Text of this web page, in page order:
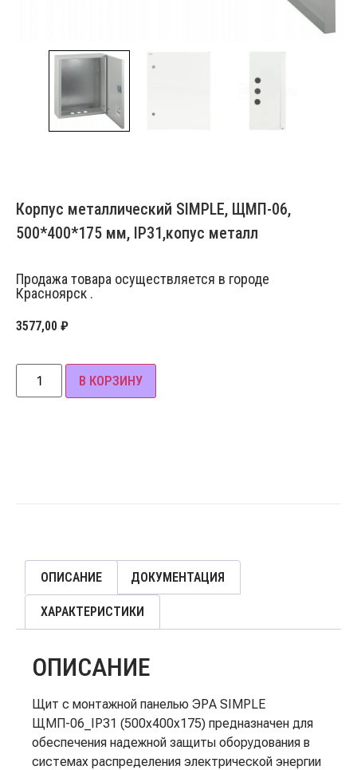
Корпус металлический SIMPLE, ЩМП-06,
500*400*175 мм, IP31,копус металл
Продажа товара осуществляется в городе
Красноярск .
3577,00 ₽
В КОРЗИНУ
ОПИСАНИЕ ДОКУМЕНТАЦИЯ
ХАРАКТЕРИСТИКИ
ОПИСАНИЕ
Щит с монтажной панелью ЭРА SIMPLE
ЩМП-06_IP31 (500х400х175) предназначен для
обеспечения надежной защиты оборудования в
системах распределения электрической энергии